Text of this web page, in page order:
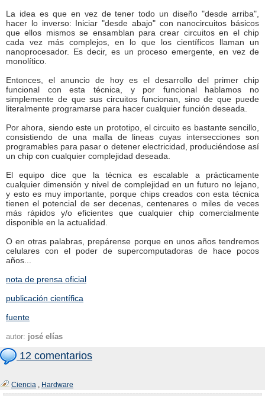
La idea es que en vez de tener todo un diseño "desde arriba",
hacer lo inverso: Iniciar "desde abajo" con nanocircuitos básicos
que ellos mismos se ensamblan para crear circuitos en el chip
cada vez más complejos, en lo que los científicos llaman un
nanoprocesador. Es decir, es un proceso emergente, en vez de
monolítico.
Entonces, el anuncio de hoy es el desarrollo del primer chip
funcional con esta técnica, y por funcional hablamos no
simplemente de que sus circuitos funcionan, sino de que puede
literalmente programarse para hacer cualquier función deseada.
Por ahora, siendo este un prototipo, el circuito es bastante sencillo,
consistiendo de una malla de lineas cuyas intersecciones son
programables para pasar o detener electricidad, produciéndose así
un chip con cualquier complejidad deseada.
El equipo dice que la técnica es escalable a prácticamente
cualquier dimensión y nivel de complejidad en un futuro no lejano,
y esto es muy importante, porque chips creados con esta técnica
tienen el potencial de ser decenas, centenares o miles de veces
más rápidos y/o eficientes que cualquier chip comercialmente
disponible en la actualidad.
O en otras palabras, prepárense porque en unos años tendremos
celulares con el poder de supercomputadoras de hace pocos
años...
nota de prensa oficial
publicación científica
fuente
autor: josé elías
12 comentarios
Ciencia , Hardware